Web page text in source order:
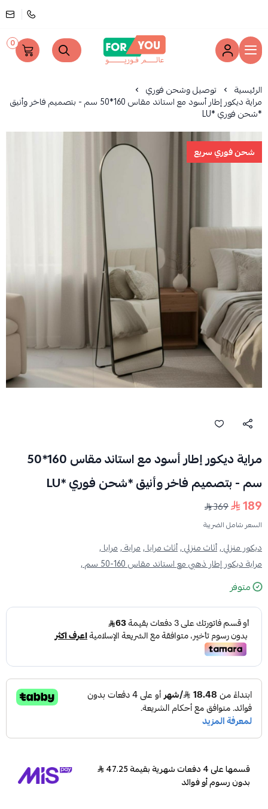
عالم فوريو
0
الرئيسية توصيل وشحن فوري
مراية ديكور إطار أسود مع استاند مقاس 160*50 سم - بتصميم فاخر وأنيق
*شحن فوري *LU
شحن فوري سريع
مراية ديكور إطار أسود مع استاند مقاس 160*50
سم - بتصميم فاخر وأنيق *شحن فوري *LU
189
369
السعر شامل الضريبة
ديكور منزلي ,أثاث منزلي ,أثاث مرايا ,مراية ,مرايا ,
مراية ديكور إطار ذهبي مع استاند مقاس 160-50 سم ,
متوفر
قسمها على 4 دفعات شهرية بقيمة 47.25
بدون رسوم أو فوائد